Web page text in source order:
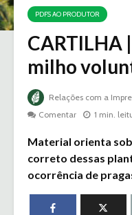
PDFS AO PRODUTOR
CARTILHA
milho
Relações com a
Comentar
1 min.
Material orienta
correto dessas
ocorrência de